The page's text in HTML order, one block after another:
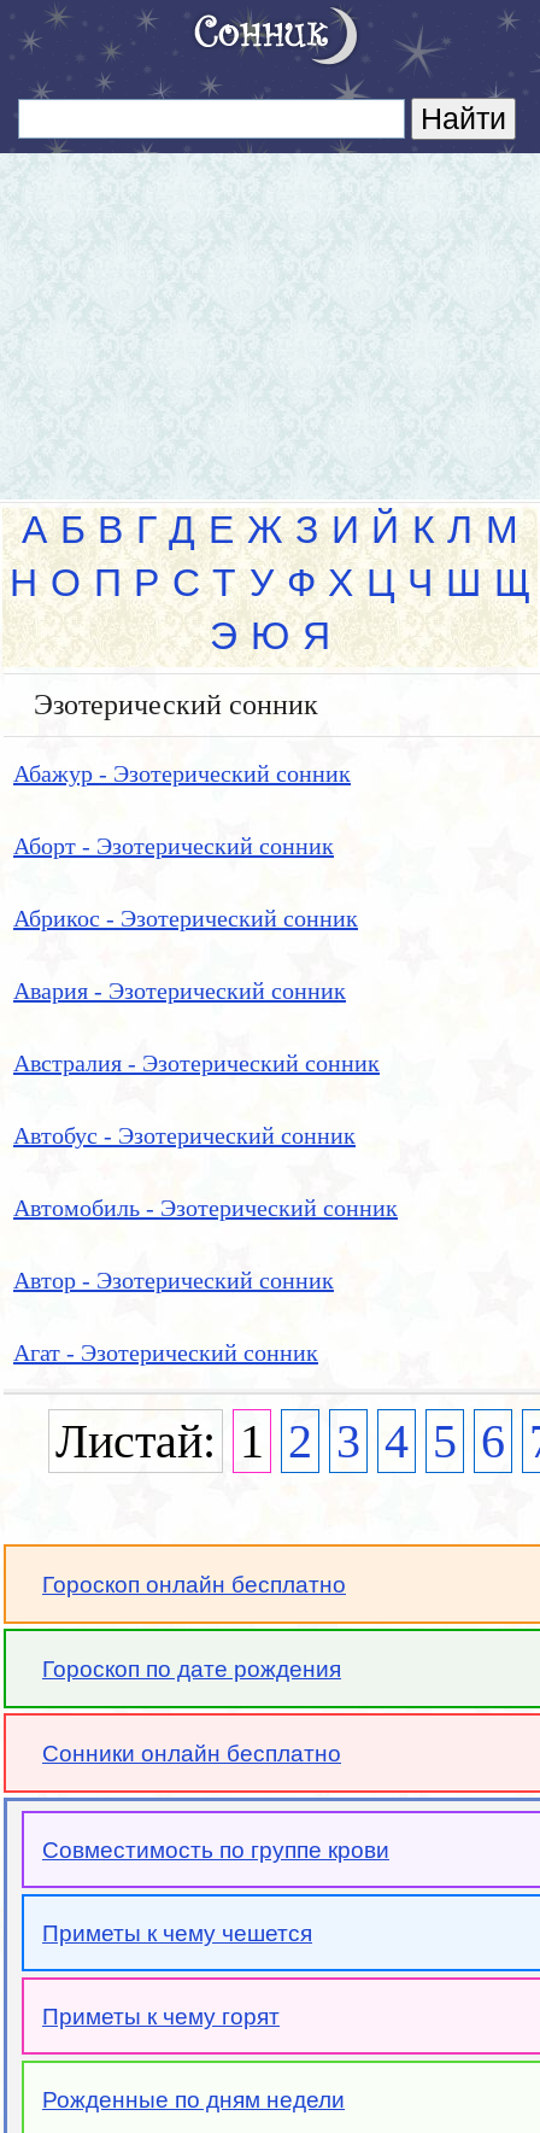
А Б В Г Д Е Ж З И Й К Л М
Н О П Р С Т У Ф Х Ц Ч Ш Щ
Э Ю Я
Эзотерический сонник
Абажур - Эзотерический сонник
Аборт - Эзотерический сонник
Абрикос - Эзотерический сонник
Авария - Эзотерический сонник
Австралия - Эзотерический сонник
Автобус - Эзотерический сонник
Автомобиль - Эзотерический сонник
Автор - Эзотерический сонник
Агат - Эзотерический сонник
Листай: 1 2 3 4 5 6
Гороскоп онлайн бесплатно
Гороскоп по дате рождения
Сонники онлайн бесплатно
Совместимость по группе крови
Приметы к чему чешется
Приметы к чему горят
Рожденные по дням недели